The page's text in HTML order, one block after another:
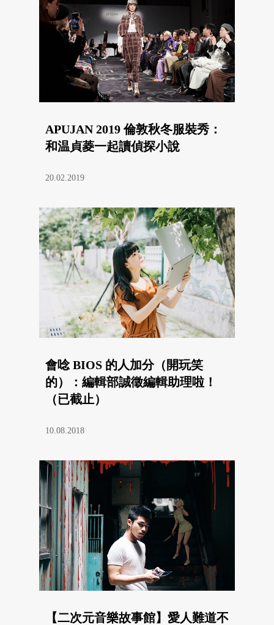
APUJAN 2019 倫敦秋冬服裝秀：
和温貞菱一起讀偵探小說
20.02.2019
會唸 BIOS 的人加分（開玩笑
的）：編輯部誠徵編輯助理啦！
（已截止）
10.08.2018
【二次元音樂故事館】愛人難道不